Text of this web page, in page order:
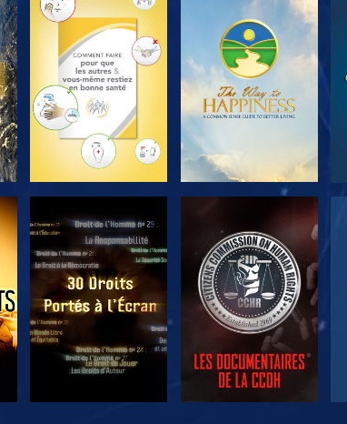
DÉCOUVRIR LES
SÉRIES
DÉCOUVRIR LES
SÉRIES
REGARDER REGARDER